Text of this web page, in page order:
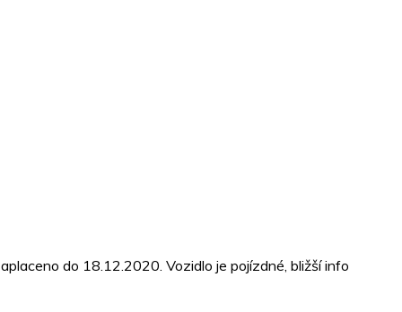
do 18.12.2020. Vozidlo je pojízdné, bližší info